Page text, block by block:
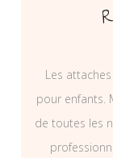
Les
pour enfants.
de toutes les